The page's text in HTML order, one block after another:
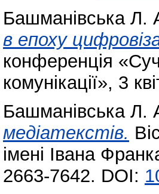
Башманівська Л.
в епоху
конференція
комунікації», 3
Башманівська Л.
медіатекстів.
імені Івана
2663-7642. DOI: